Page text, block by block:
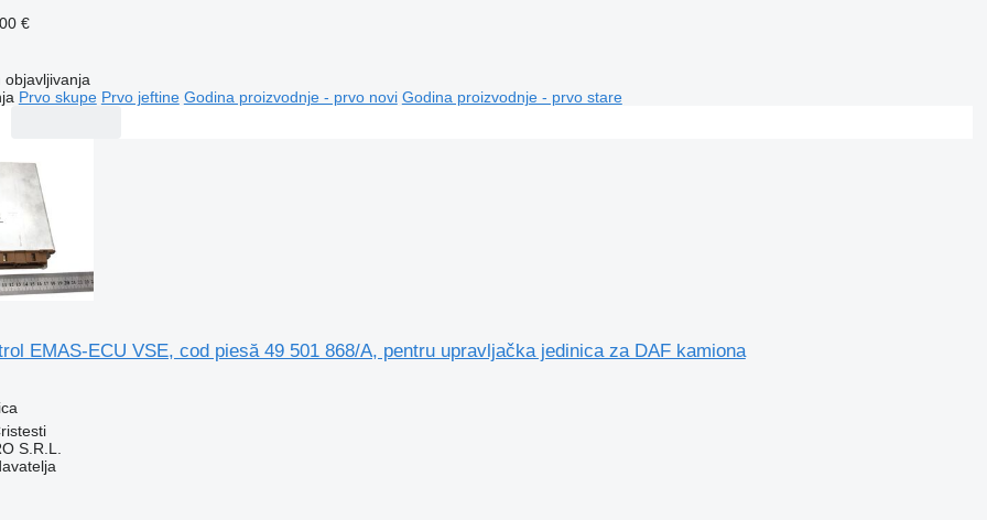
€
objavljivanja
Prvo skupe Prvo jeftine Godina proizvodnje - prvo novi Godina proizvodnje - prvo stare
EMAS-ECU VSE, cod piesă 49 501 868/A, pentru upravljačka jedinica za DAF kamiona
S.R.L.